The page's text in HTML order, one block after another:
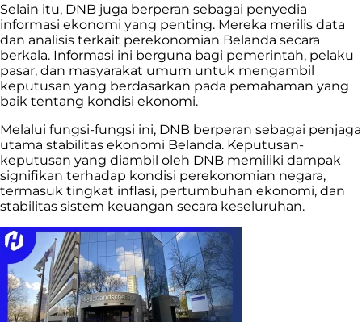
Selain itu, DNB juga berperan sebagai penyedia
informasi ekonomi yang penting. Mereka merilis data
dan analisis terkait perekonomian Belanda secara
berkala. Informasi ini berguna bagi pemerintah, pelaku
pasar, dan masyarakat umum untuk mengambil
keputusan yang berdasarkan pada pemahaman yang
baik tentang kondisi ekonomi.
Melalui fungsi-fungsi ini, DNB berperan sebagai penjaga
utama stabilitas ekonomi Belanda. Keputusan-
keputusan yang diambil oleh DNB memiliki dampak
signifikan terhadap kondisi perekonomian negara,
termasuk tingkat inflasi, pertumbuhan ekonomi, dan
stabilitas sistem keuangan secara keseluruhan.